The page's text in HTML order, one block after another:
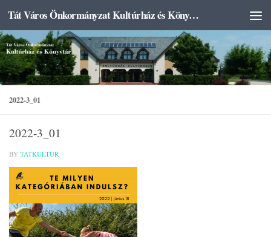
Skip to content Tát Város Önkormányzat Kultúrház és Könyvtár
2022-3_01
2022-3_01
BY TATKULTUR